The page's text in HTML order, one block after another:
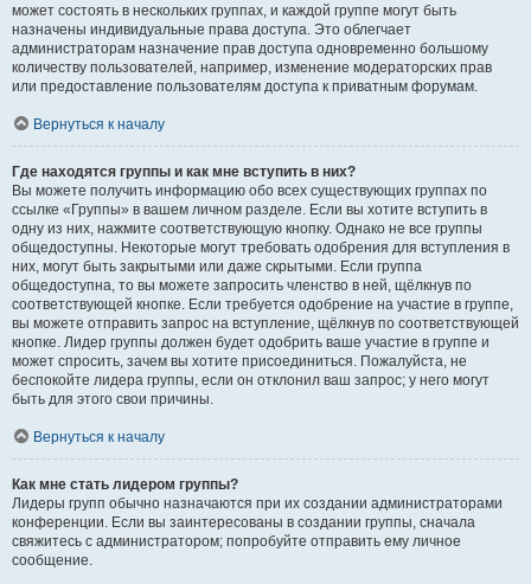
может состоять в нескольких группах, и каждой группе могут быть
назначены индивидуальные права доступа. Это облегчает
администраторам назначение прав доступа одновременно большому
количеству пользователей, например, изменение модераторских прав
или предоставление пользователям доступа к приватным форумам.
Вернуться к началу
Где находятся группы и как мне вступить в них?
Вы можете получить информацию обо всех существующих группах по
ссылке «Группы» в вашем личном разделе. Если вы хотите вступить в
одну из них, нажмите соответствующую кнопку. Однако не все группы
общедоступны. Некоторые могут требовать одобрения для вступления в
них, могут быть закрытыми или даже скрытыми. Если группа
общедоступна, то вы можете запросить членство в ней, щёлкнув по
соответствующей кнопке. Если требуется одобрение на участие в группе,
вы можете отправить запрос на вступление, щёлкнув по соответствующей
кнопке. Лидер группы должен будет одобрить ваше участие в группе и
может спросить, зачем вы хотите присоединиться. Пожалуйста, не
беспокойте лидера группы, если он отклонил ваш запрос; у него могут
быть для этого свои причины.
Вернуться к началу
Как мне стать лидером группы?
Лидеры групп обычно назначаются при их создании администраторами
конференции. Если вы заинтересованы в создании группы, сначала
свяжитесь с администратором; попробуйте отправить ему личное
сообщение.